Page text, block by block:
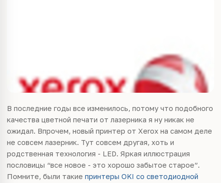
В последние годы все изменилось, потому что подобного
качества цветной печати от лазерника я ну никак не
ожидал. Впрочем, новый принтер от Xerox на самом деле
не совсем лазерник. Тут совсем другая, хоть и
родственная технология - LED. Яркая иллюстрация
пословицы “все новое - это хорошо забытое старое”.
Помните, были такие принтеры OKI со светодиодной